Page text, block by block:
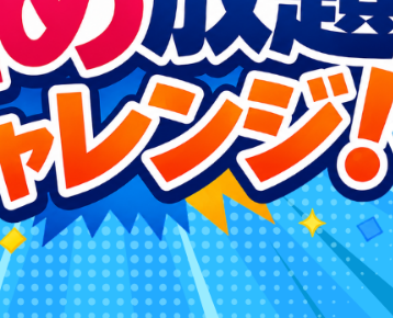
ファンになるトップ
ファンクラブ
クラブゼルビスタへの入会
シーズンシート
ＦＣ町田ゼルビアをサポート
トレーニングの見学・ファンサービ
ス
ボランティア
ＦＣ町田ゼルビアカレンダー